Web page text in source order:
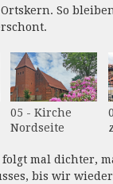
So
05 - Kirche
Nordseite
folgt mal dichter,
bis wir